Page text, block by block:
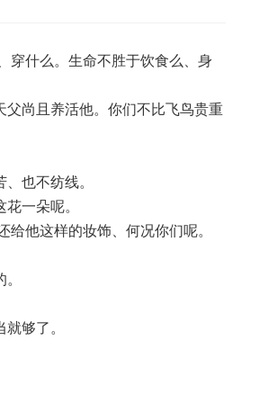
穿什么。生命不胜于饮食么、身
父尚且养活他。你们不比飞鸟贵重
也不纺线。
一朵呢。
他这样的妆饰、何况你们呢。
够了。